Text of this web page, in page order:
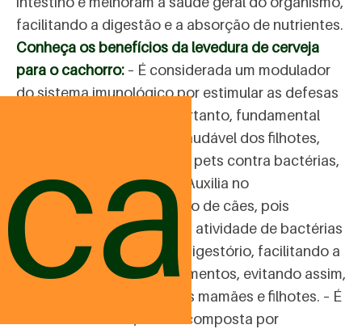
facilitando a digestão e a absorção de nutrientes.
Conheça os benefícios da levedura de cerveja
para o cachorro: – É considerada um modulador
do sistema imunológico por estimular as defesas
naturais do organismo. Portanto, fundamental
para o desenvolvimento saudável dos filhotes,
ajudando na proteção dos pets contra bactérias,
vírus e outros parasitas. – Auxilia no
funcionamento da digestão de cães, pois
estimula o crescimento e a atividade de bactérias
benéficas para o sistema digestório, facilitando a
quebra e absorção dos alimentos, evitando assim,
dificuldades digestivas das mamães e filhotes. – É
rica em nutrientes, sendo composta por